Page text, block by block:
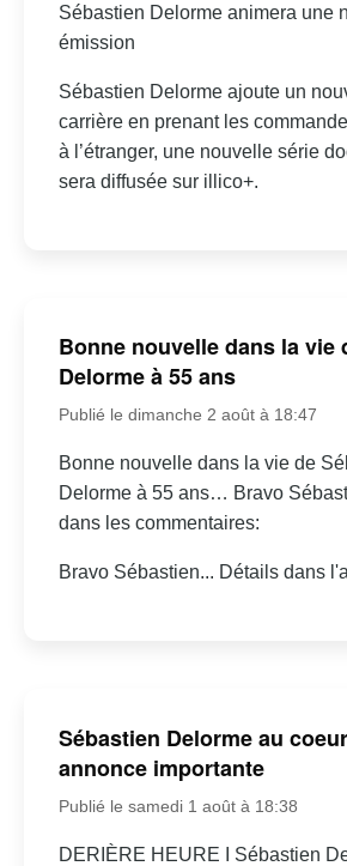
Sébastien Delorme animera une
émission
Sébastien Delorme ajoute un
carrière en prenant les
à l’étranger, une nouvelle série
sera diffusée sur illico+.
Bonne nouvelle dans la vie
Delorme à 55 ans
Publié le dimanche 2 août à 18:47
Bonne nouvelle dans la vie de
Delorme à 55 ans… Bravo
dans les commentaires:
Bravo Sébastien... Détails dans
Sébastien Delorme au
annonce importante
Publié le samedi 1 août à 18:38
DERIÈRE HEURE I Sébastien